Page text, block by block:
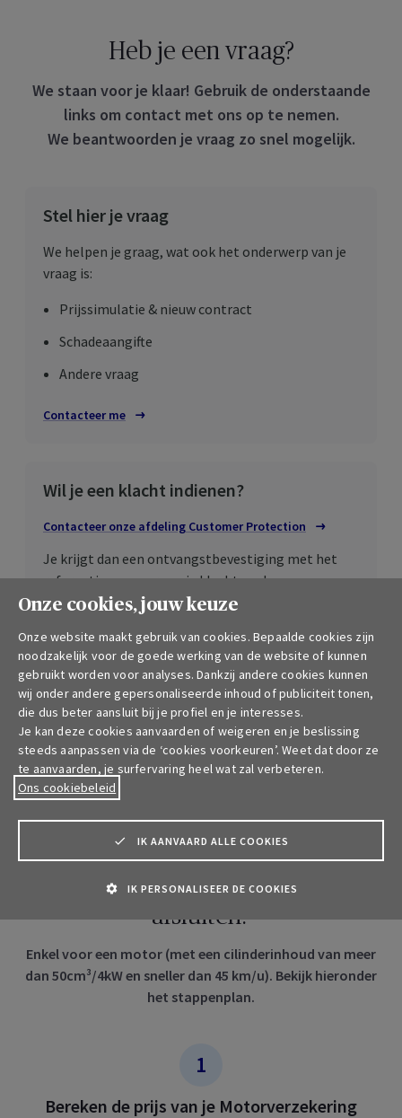
Heb je een vraag?
We staan voor je klaar! Gebruik de onderstaande
links om contact met ons op te nemen.
We beantwoorden je vraag zo snel mogelijk.
Stel hier je vraag
We helpen je graag, wat ook het onderwerp van je
vraag is:
Prijssimulatie & nieuw contract
Schadeaangifte
Andere vraag
Contacteer me
Wil je een klacht indienen?
Contacteer onze afdeling Customer Protection
Je krijgt dan een ontvangstbevestiging met het
referentienummer van je klacht en de naam van
onze collega die voor jouw dossier zorgt.
Ga je niet akkoord met de door ons
voorgestelde oplossing?
Dan kan je terecht bij deOmbudsman van de
verzekeringen
Opent in een nieuw tab
, de Meeûssquare 35, 1000
Brussel.
Hoe je Motorverzekering online
afsluiten?
Enkel voor een motor (met een cilinderinhoud van meer
dan 50cm³/4kW en sneller dan 45 km/u). Bekijk hieronder
het stappenplan.
Bereken de prijs van je Motorverzekering
Onze cookies, jouw keuze
Onze website maakt gebruik van cookies. Bepaalde cookies zijn
noodzakelijk voor de goede werking van de website of kunnen
gebruikt worden voor analyses. Dankzij andere cookies kunnen
wij onder andere gepersonaliseerde inhoud of publiciteit tonen,
die dus beter aansluit bij je profiel en je interesses.
Je kan deze cookies aanvaarden of weigeren en je beslissing
steeds aanpassen via de ‘cookies voorkeuren’. Weet dat door ze
te aanvaarden, je surfervaring heel wat zal verbeteren.
Ons cookiebeleid
IK AANVAARD ALLE COOKIES
IK PERSONALISEER DE COOKIES